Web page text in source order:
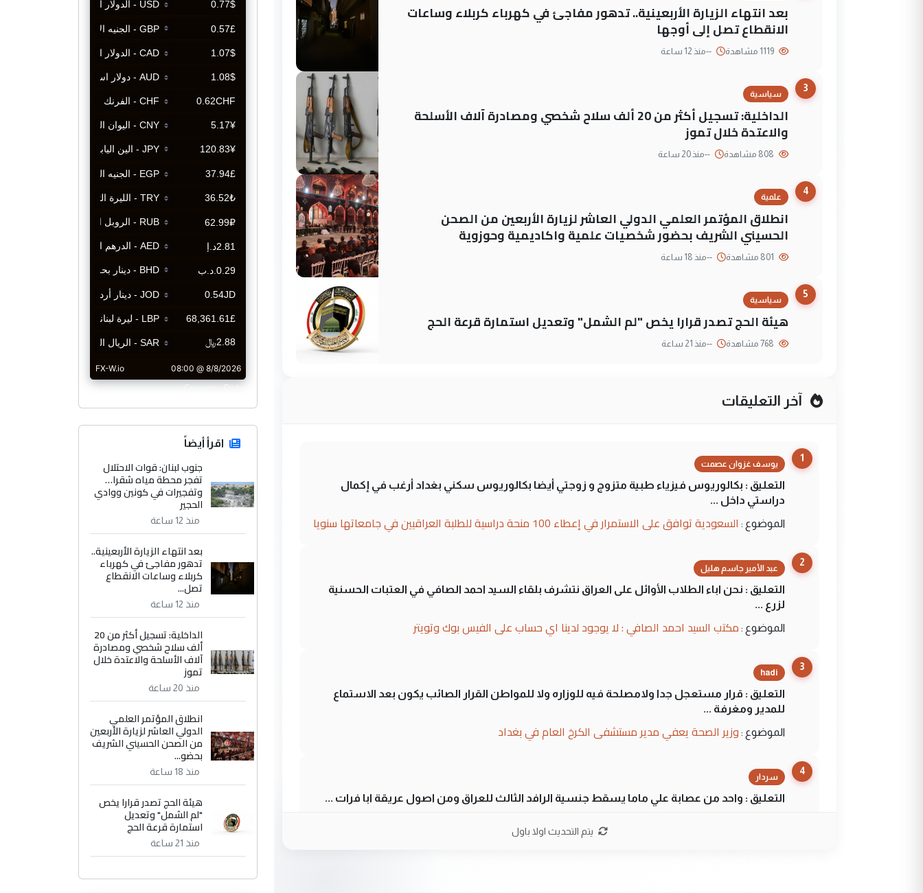
بعد انتهاء الزيارة الأربعينية.. تدهور مفاجئ في كهرباء كربلاء وساعات
الانقطاع تصل إلى أوجها
--منذ 12 ساعة
3
سياسية
الداخلية: تسجيل أكثر من 20 ألف سلاح شخصي ومصادرة آلاف الأسلحة
والاعتدة خلال تموز
--منذ 20 ساعة
4
علمية
انطلاق المؤتمر العلمي الدولي العاشر لزيارة الأربعين من الصحن
الحسيني الشريف بحضور شخصيات علمية واكاديمية وحوزوية
--منذ 18 ساعة
5
سياسية
هيئة الحج تصدر قرارا يخص "لم الشمل" وتعديل استمارة قرعة الحج
--منذ 21 ساعة
آخر التعليقات
1
يوسف غزوان عصمت
التعليق : بكالوريوس فيزياء طبية متزوج و زوجتي أيضا بكالوريوس سكني بغداد أرغب في إكمال
دراستي داخل ...
الموضوع : السعودية توافق على الاستمرار في إعطاء 100 منحة دراسية للطلبة العراقيين في جامعاتها سنويا
2
عبد الأمير جاسم هليل
التعليق : نحن اباء الطلاب الأوائل على العراق نتشرف بلقاء السيد احمد الصافي في العتبات الحسنية
لزرع ...
الموضوع : مكتب السيد احمد الصافي : لا يوجود لدينا اي حساب على الفيس بوك وتويتر
3
hadi
التعليق : قرار مستعجل جدا ولامصلحة فيه للوزاره ولا للمواطن القرار الصائب يكون بعد الاستماع
للمدير ومغرفة ...
الموضوع : وزير الصحة يعفي مدير مستشفى الكرخ العام في بغداد
4
سردار
التعليق : واحد من عصابة علي ماما يسقط جنسية الرافد الثالث للعراق ومن اصول عريقة ابا فرات ...
يتم التحديث اولا باول
CurrencyRate
اقرأ أيضاً
جنوب لبنان: قوات الاحتلال
تفجر محطة مياه شقرا…
وتفجيرات في كونين ووادي
الحجير
منذ 12 ساعة
بعد انتهاء الزيارة الأربعينية..
تدهور مفاجئ في كهرباء
كربلاء وساعات الانقطاع
تصل...
منذ 12 ساعة
الداخلية: تسجيل أكثر من 20
ألف سلاح شخصي ومصادرة
آلاف الأسلحة والاعتدة خلال
تموز
منذ 20 ساعة
انطلاق المؤتمر العلمي
الدولي العاشر لزيارة الأربعين
من الصحن الحسيني الشريف
بحضو...
منذ 18 ساعة
هيئة الحج تصدر قرارا يخص
"لم الشمل" وتعديل
استمارة قرعة الحج
منذ 21 ساعة